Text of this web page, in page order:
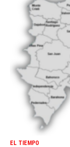
EL TIEMPO